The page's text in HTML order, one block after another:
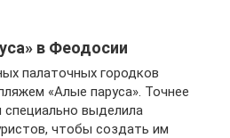
в Феодосии
палаточных городков
«Алые паруса». Точнее
выделила
чтобы создать им